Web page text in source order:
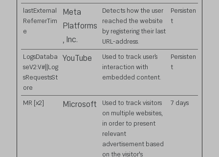
lastExternal
ReferrerTim
e
Meta
Platforms
, Inc.
Detects how the user
reached the website
by registering their last
URL-address.
Persisten
t
LogsDataba
seV2:V#||Log
sRequestsSt
ore
YouTube
Used to track user’s
interaction with
embedded content.
Persisten
t
MR [x2] Microsoft
Used to track visitors
on multiple websites,
in order to present
relevant
advertisement based
on the visitor's
7 days